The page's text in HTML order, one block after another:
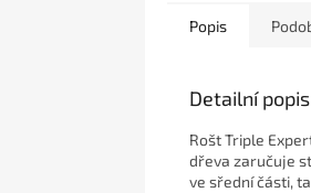
Popis
Detailní
Rošt Triple
dřeva zaručuje
ve sřední části,